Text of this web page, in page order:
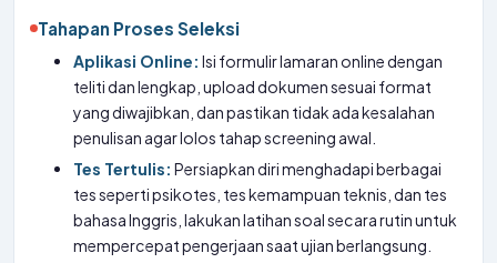
Tahapan Proses Seleksi
Aplikasi Online: Isi formulir lamaran online dengan
teliti dan lengkap, upload dokumen sesuai format
yang diwajibkan, dan pastikan tidak ada kesalahan
penulisan agar lolos tahap screening awal.
Tes Tertulis: Persiapkan diri menghadapi berbagai
tes seperti psikotes, tes kemampuan teknis, dan tes
bahasa Inggris, lakukan latihan soal secara rutin untuk
mempercepat pengerjaan saat ujian berlangsung.